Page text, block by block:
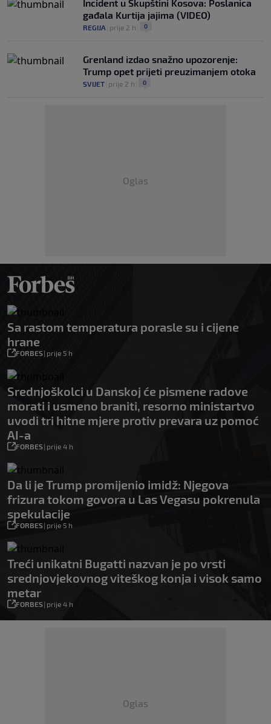
Incident u Skupštini Kosova: Poslanica
gađala Kurtija jajima (VIDEO)
REGIJA prije 2 h 0
Grenland izdao snažno upozorenje:
Trump opet prijeti preuzimanjem otoka
SVIJET prije 2 h 0
Oglas
Sa rastom temperatura porasle su i cijene
hrane
FORBES| prije 5 h
Srednjoškolci u Danskoj će pismene radove
morati i usmeno braniti, resorno ministartvo
uvodi tri hitne mjere protiv prevara uz pomoć
AI-a
FORBES| prije 4 h
Da li je Trump promijenio imidž: Njegova
frizura tokom govora u Las Vegasu pokrenula
spekulacije
FORBES| prije 5 h
Treći unikatni Bugatti nazvan je po vrsti
srednjovjekovnog viteškog konja i visok samo
metar
FORBES| prije 4 h
Oglas